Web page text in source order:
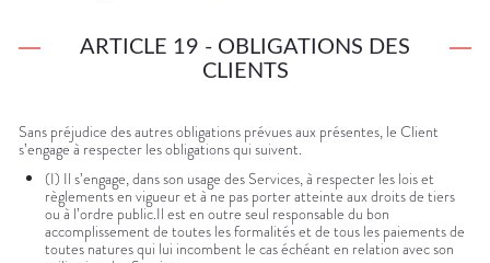
ARTICLE 19 - OBLIGATIONS DES
CLIENTS
Sans préjudice des autres obligations prévues aux présentes, le Client
s’engage à respecter les obligations qui suivent.
(I) Il s’engage, dans son usage des Services, à respecter les lois et
règlements en vigueur et à ne pas porter atteinte aux droits de tiers
ou à l’ordre public.Il est en outre seul responsable du bon
accomplissement de toutes les formalités et de tous les paiements de
toutes natures qui lui incombent le cas échéant en relation avec son